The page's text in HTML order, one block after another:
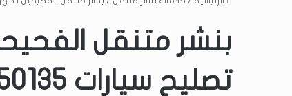
بنشر متنقل
تصليح سيارات 51350135